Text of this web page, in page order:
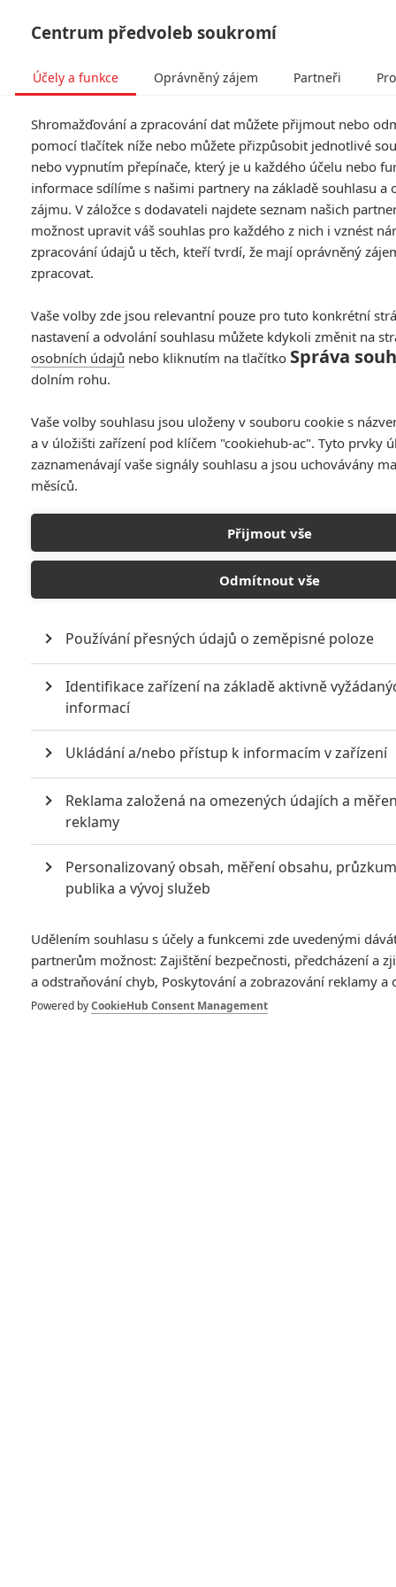
Drákula: Neznámá legenda
- trailer dorazil
Napsal:Petr Slavík - (Anarvin), 24.06.2014 13:40
Luke Evans se obětuje za rodinu i své poddané a
odevzdá se temnotě.
Drákula: Neznámá legenda
teď je tu první trailer a už na podzim vyrážíme do kin. První
upoutávka není vyloženě špatná. Turecká vojska působí
docela impozantně aLuke Evansv hlavní roli se hezky mění
v hejno netopýrů. Ale čas od času by neškodilo natočit
klasický fantasy epos v LOTRovském duchu. Nový
Drákula
opět musí mít už v prvním traileru rockovou muziku,
videoklipovitý střih a spoustu naleštěného pozlátka, které
známe z filmů jako
Jako by filmaři měli potřebu nedostatky v rozmachu,
zajímavém ději a postavách nahrazovat násilným wow
efektem, který ale může fungovat jen pár minut. Na konečně
naposledy, kdy by upoutávka výsledný film zkreslovala.
Drákula: Neznámá
Centrum předvoleb soukromí
Účely a funkce Oprávněný zájem Partneři
Shromažďování a zpracování dat můžete přijmout nebo
pomocí tlačítek níže nebo můžete přizpůsobit jednotlivé
nebo vypnutím přepínače, který je u každého účelu nebo
informace sdílíme s našimi partnery na základě souhlasu a
zájmu. V záložce s dodavateli najdete seznam našich
možnost upravit váš souhlas pro každého z nich i vznést
zpracování údajů u těch, kteří tvrdí, že mají oprávněný
zpracovat.
Vaše volby zde jsou relevantní pouze pro tuto konkrétní
nastavení a odvolání souhlasu můžete kdykoli změnit na
osobních údajů nebo kliknutím na tlačítko Správa
dolním rohu.
Vaše volby souhlasu jsou uloženy v souboru cookie s
a v úložišti zařízení pod klíčem "cookiehub-ac". Tyto prvky
zaznamenávají vaše signály souhlasu a jsou uchovávány
měsíců.
Přijmout vše
Odmítnout vše
Používání přesných údajů o zeměpisné poloze
Identifikace zařízení na základě aktivně
informací
Ukládání a/nebo přístup k informacím v zařízení
Reklama založená na omezených údajích a
reklamy
Personalizovaný obsah, měření obsahu, průzkum
publika a vývoj služeb
Udělením souhlasu s účely a funkcemi zde uvedenými
partnerům možnost: Zajištění bezpečnosti, předcházení a
a odstraňování chyb, Poskytování a zobrazování reklamy a
Powered byCookieHub Consent Management